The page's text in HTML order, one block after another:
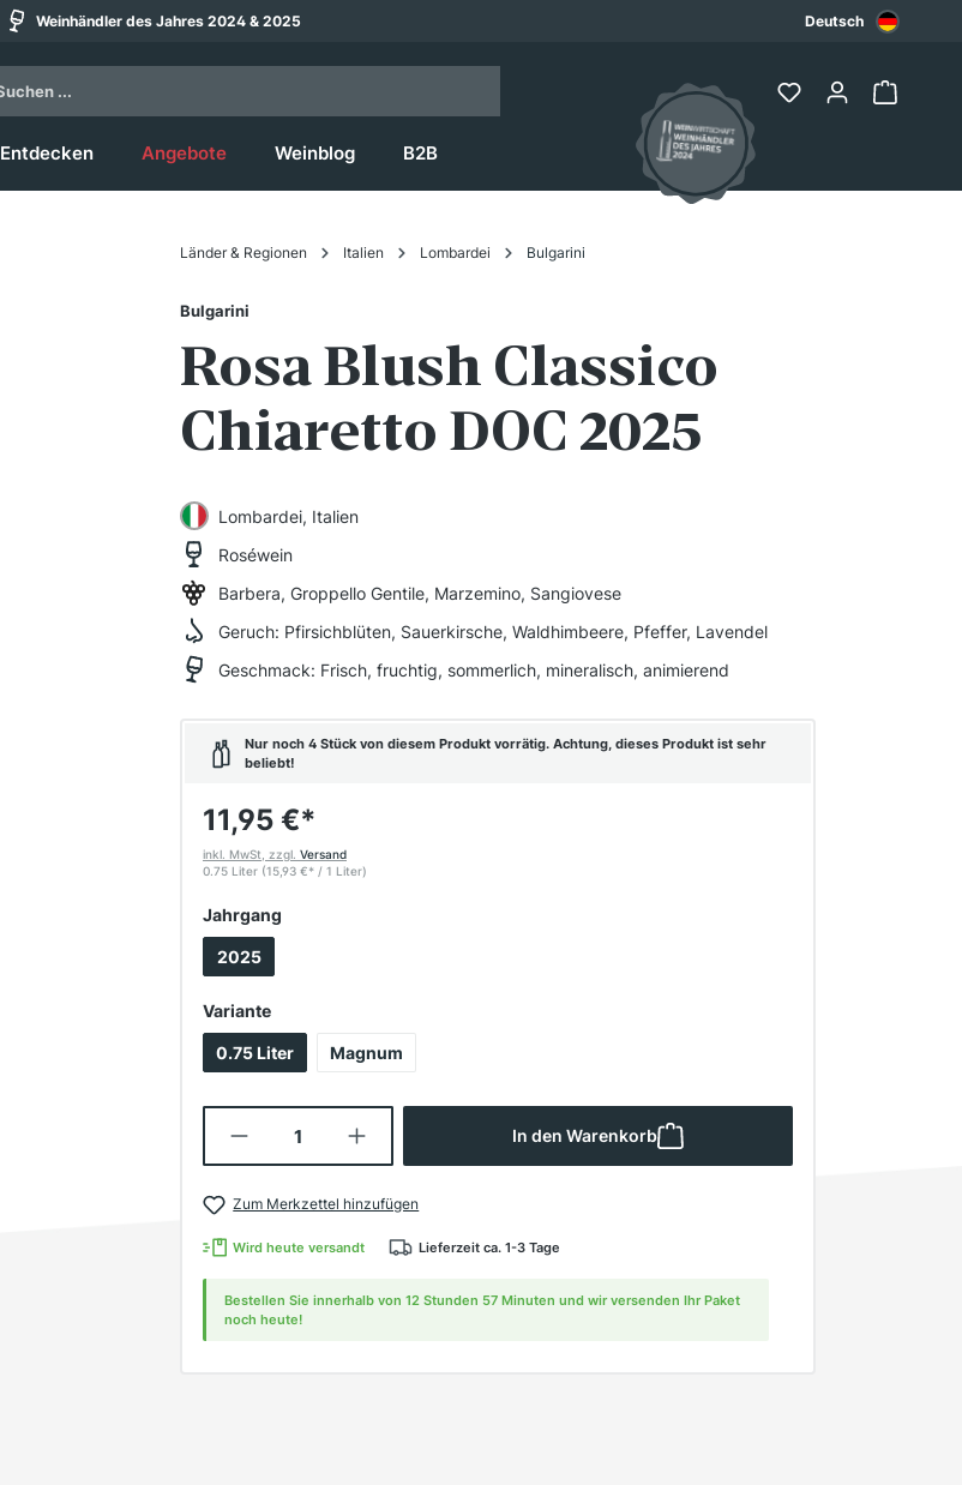
Weinhändler des Jahres 2024 & 2025 Deutsch
Entdecken Angebote Weinblog B2B
Länder & Regionen Italien Lombardei Bulgarini
Bulgarini
Rosa Blush Classico
Chiaretto DOC 2025
Lombardei, Italien
Roséwein
Barbera, Groppello Gentile, Marzemino, Sangiovese
Geruch: Pfirsichblüten, Sauerkirsche, Waldhimbeere, Pfeffer, Lavendel
Geschmack: Frisch, fruchtig, sommerlich, mineralisch, animierend
Nur noch 4 Stück von diesem Produkt vorrätig. Achtung, dieses Produkt ist sehr
beliebt!
11,95 €*
inkl. MwSt, zzgl. Versand
0.75 Liter (15,93 €* / 1 Liter)
Jahrgang
2025
Varianteauswählen
0.75 Liter Magnum
Produkt Anzahl: Gib den gewünschten Wert ein oder
In den Warenkorb
Zum Merkzettel hinzufügen
Wird heute versandt Lieferzeit ca. 1-3 Tage
Bestellen Sie innerhalb von 12 Stunden 57 Minuten und wir versenden Ihr Paket
noch heute!